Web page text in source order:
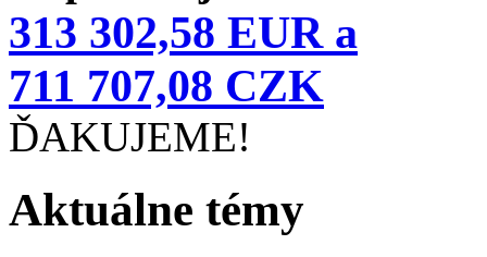
313 302,58 EUR a
711 707,08 CZK
ĎAKUJEME!
Aktuálne témy